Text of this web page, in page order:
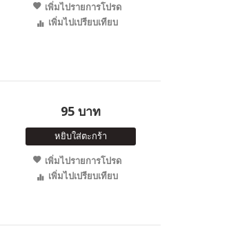
เพิ่มไปรายการโปรด
เพิ่มไปเปรียบเทียบ
95 บาท
หยิบใส่ตะกร้า
เพิ่มไปรายการโปรด
เพิ่มไปเปรียบเทียบ